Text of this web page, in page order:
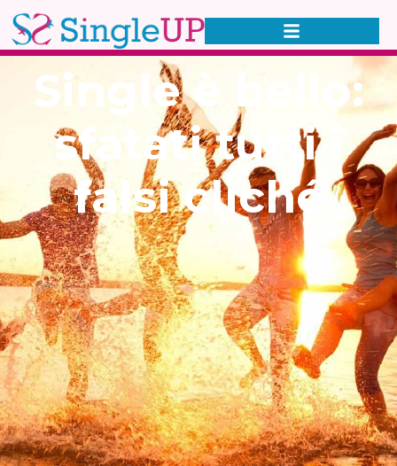
Single è bello:
sfatati tutti i
falsi cliché